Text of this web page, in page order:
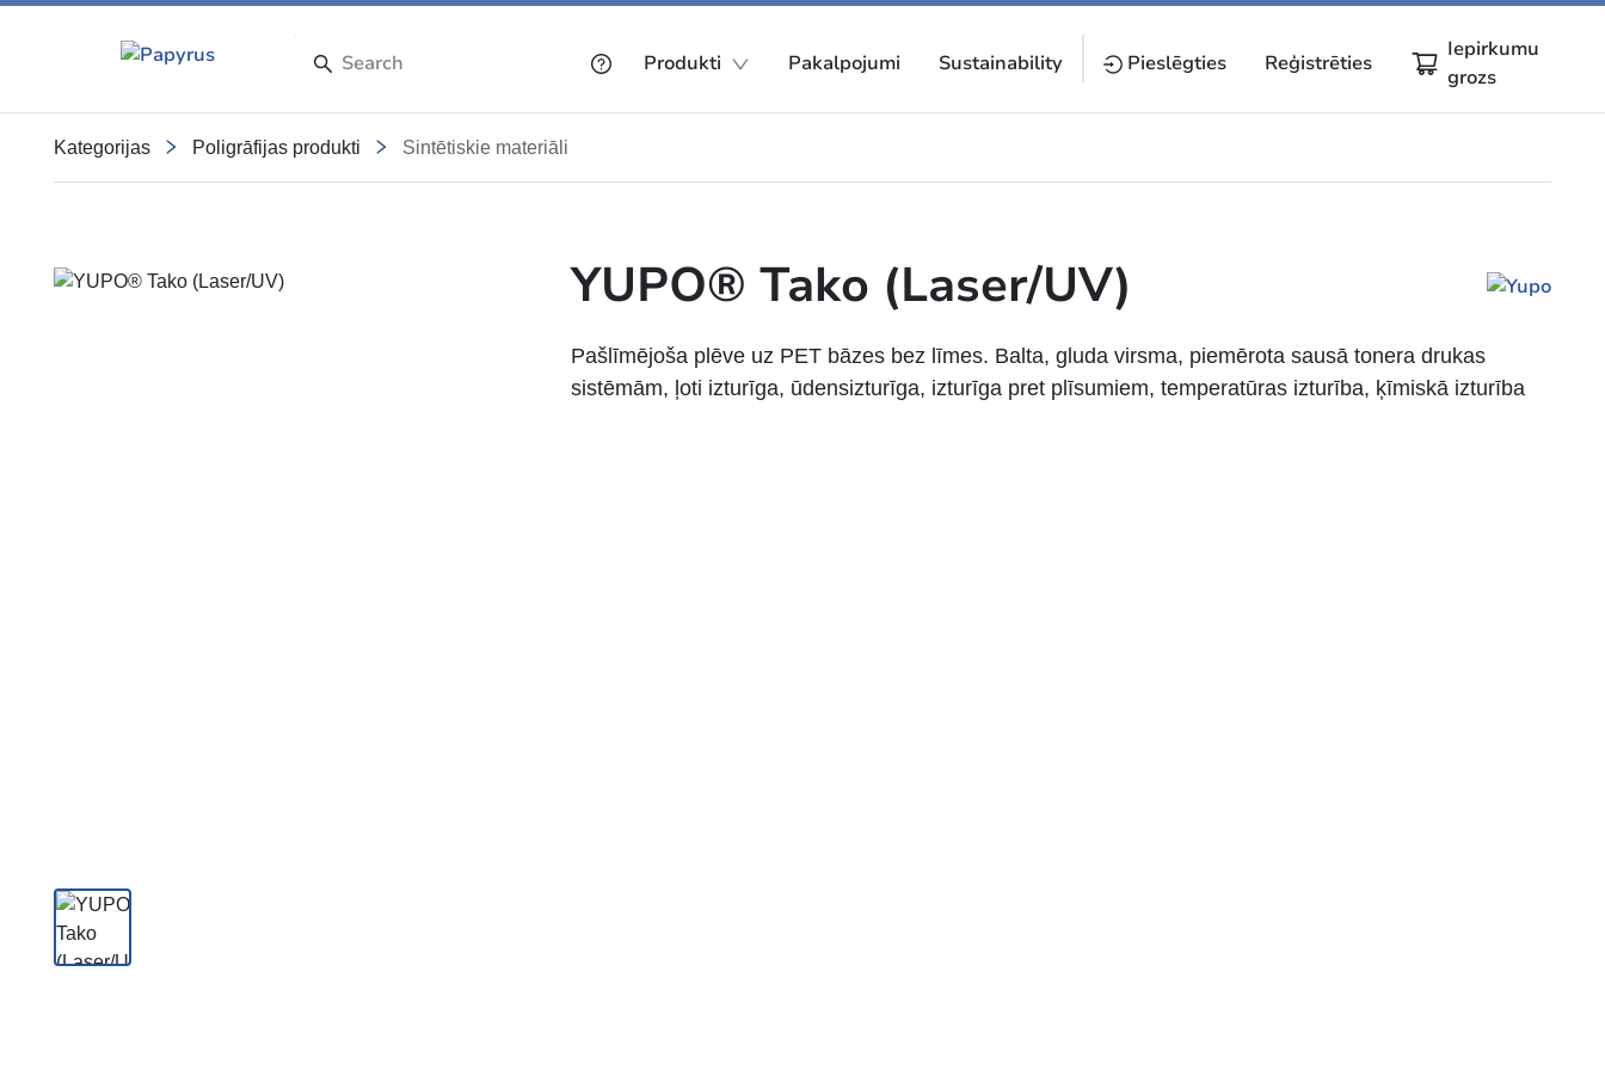
Produkti Pakalpojumi Sustainability Pieslēgties Reģistrēties
Iepirkumu
grozs
Kategorijas Poligrāfijas produkti Sintētiskie materiāli
Slide 1 of 1 YUPO® Tako (Laser/UV)
Pašlīmējoša plēve uz PET bāzes bez līmes. Balta, gluda virsma, piemērota sausā tonera drukas
sistēmām, ļoti izturīga, ūdensizturīga, izturīga pret plīsumiem, temperatūras izturība, ķīmiskā izturība